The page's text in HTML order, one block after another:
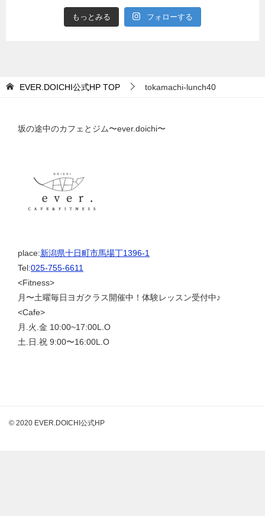
もっとみる フォローする
EVER.DOICHI公式HP TOP tokamachi-lunch40
坂の途中のカフェとジム〜ever.doichi〜
place:新潟県十日町市馬場丁1396-1
Tel:025-755-6611
<Fitness>
月〜土曜毎日ヨガクラス開催中！体験レッスン受付中♪
<Cafe>
月.火.金 10:00~17:00L.O
土.日.祝 9:00〜16:00L.O
© 2020 EVER.DOICHI公式HP